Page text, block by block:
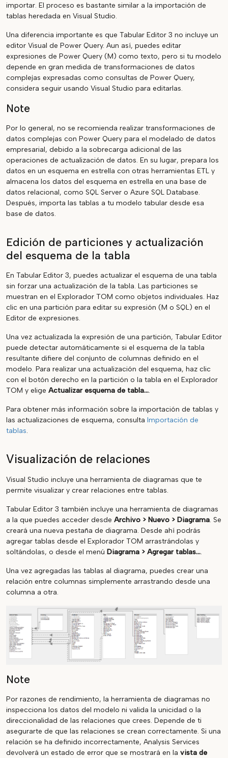
importar. El proceso es bastante similar a la importación de
tablas heredada en Visual Studio.
Una diferencia importante es que Tabular Editor 3 no incluye un
editor Visual de Power Query. Aun así, puedes editar
expresiones de Power Query (M) como texto, pero si tu modelo
depende en gran medida de transformaciones de datos
complejas expresadas como consultas de Power Query,
considera seguir usando Visual Studio para editarlas.
Note
Por lo general, no se recomienda realizar transformaciones de
datos complejas con Power Query para el modelado de datos
empresarial, debido a la sobrecarga adicional de las
operaciones de actualización de datos. En su lugar, prepara los
datos en un esquema en estrella con otras herramientas ETL y
almacena los datos del esquema en estrella en una base de
datos relacional, como SQL Server o Azure SQL Database.
Después, importa las tablas a tu modelo tabular desde esa
base de datos.
Edición de particiones y actualización
del esquema de la tabla
En Tabular Editor 3, puedes actualizar el esquema de una tabla
sin forzar una actualización de la tabla. Las particiones se
muestran en el Explorador TOM como objetos individuales. Haz
clic en una partición para editar su expresión (M o SQL) en el
Editor de expresiones.
Una vez actualizada la expresión de una partición, Tabular Editor
puede detectar automáticamente si el esquema de la tabla
resultante difiere del conjunto de columnas definido en el
modelo. Para realizar una actualización del esquema, haz clic
con el botón derecho en la partición o la tabla en el Explorador
TOM y elige Actualizar esquema de tabla....
Para obtener más información sobre la importación de tablas y
las actualizaciones de esquema, consulta Importación de
tablas.
Visualización de relaciones
Visual Studio incluye una herramienta de diagramas que te
permite visualizar y crear relaciones entre tablas.
Tabular Editor 3 también incluye una herramienta de diagramas
a la que puedes acceder desde Archivo > Nuevo > Diagrama. Se
creará una nueva pestaña de diagrama. Desde ahí podrás
agregar tablas desde el Explorador TOM arrastrándolas y
soltándolas, o desde el menú Diagrama > Agregar tablas....
Una vez agregadas las tablas al diagrama, puedes crear una
relación entre columnas simplemente arrastrando desde una
columna a otra.
Note
Por razones de rendimiento, la herramienta de diagramas no
inspecciona los datos del modelo ni valida la unicidad o la
direccionalidad de las relaciones que crees. Depende de ti
asegurarte de que las relaciones se crean correctamente. Si una
relación se ha definido incorrectamente, Analysis Services
devolverá un estado de error que se mostrará en la vista de